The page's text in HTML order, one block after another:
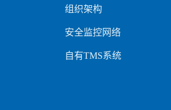
组织架构
安全监控网络
自有TMS系统